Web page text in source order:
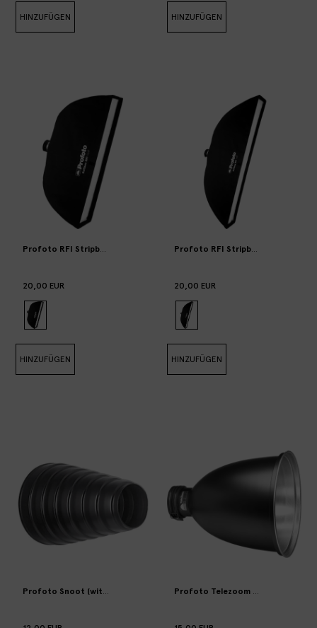
HINZUFÜGEN HINZUFÜGEN
Profoto RFI Stripbox 30x120cm
20,00 EUR
HINZUFÜGEN
Profoto RFI Stripbox 30x180cm
20,00 EUR
HINZUFÜGEN
Profoto Snoot (with grid and filter holder)Profoto Telezoom Reflector